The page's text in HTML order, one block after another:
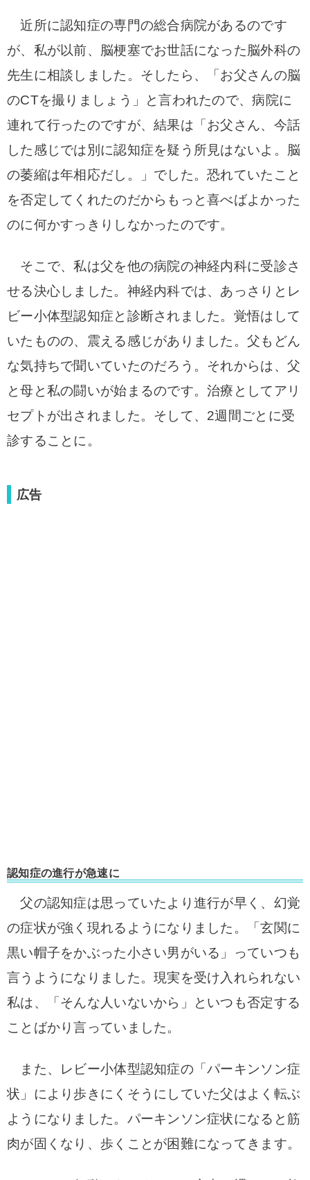
近所に認知症の専門の総合病院があるのです
が、私が以前、脳梗塞でお世話になった脳外科の
先生に相談しました。そしたら、「お父さんの脳
のCTを撮りましょう」と言われたので、病院に
連れて行ったのですが、結果は「お父さん、今話
した感じでは別に認知症を疑う所見はないよ。脳
の萎縮は年相応だし。」でした。恐れていたこと
を否定してくれたのだからもっと喜べばよかった
のに何かすっきりしなかったのです。
そこで、私は父を他の病院の神経内科に受診さ
せる決心しました。 神経内科では、あっさりとレ
ビー小体型認知症と診断されました。覚悟はして
いたものの、
震える感じがありました。父もどん
な気持ちで聞いていたのだろう。それからは、父
と母と私の闘いが始まるのです。治療としてアリ
セプトが出されました。そして、2週間ごとに受
診することに。
広告
認知症の進行が急速に
父の認知症は思っていたより進行が早く、 幻覚
の症状が強く現れるようになりました。「玄関に
黒い帽子をかぶった小さい男がいる」っていつも
言うようになりました。現実を受け入れられない
私は、「そんな人いないから」といつも否定する
ことばかり言っていました。
また、
レビー小体型認知症の「パーキンソン症
状」により歩きにくそうにしていた父はよく転ぶ
ようになりました。パーキンソン症状になると筋
肉が固くなり、歩くことが困難になってきます。